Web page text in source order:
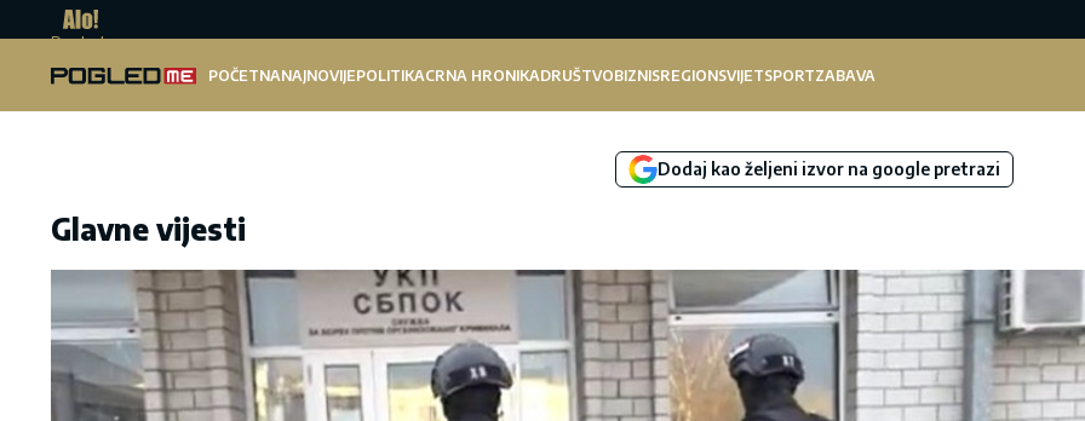
Pogled.me
POČETNANAJNOVIJEPOLITIKACRNA HRONIKADRUŠTVOBIZNISREGIONSVIJETSPORTZABAVA
Dodaj kao željeni izvor na google pretrazi
Glavne vijesti